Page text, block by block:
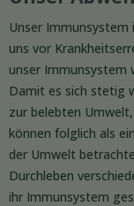
Unser
uns vor
unser Immunsystem
Damit es sich stetig
zur belebten
können folglich als
der Umwelt
Durchleben
ihr Immunsystem